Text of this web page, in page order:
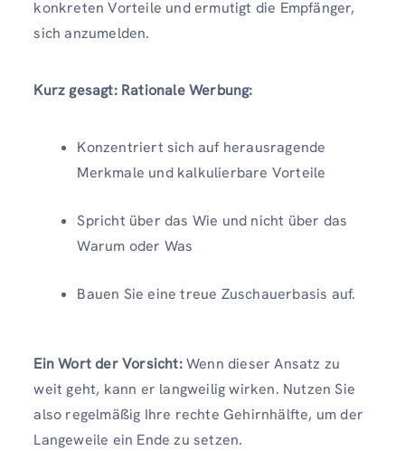
konkreten Vorteile und ermutigt die Empfänger,
sich anzumelden.
Kurz gesagt: Rationale Werbung:
Konzentriert sich auf herausragende
Merkmale und kalkulierbare Vorteile
Spricht über das Wie und nicht über das
Warum oder Was
Bauen Sie eine treue Zuschauerbasis auf.
Ein Wort der Vorsicht:Wenn dieser Ansatz zu
weit geht, kann er langweilig wirken. Nutzen Sie
also regelmäßig Ihre rechte Gehirnhälfte, um der
Langeweile ein Ende zu setzen.